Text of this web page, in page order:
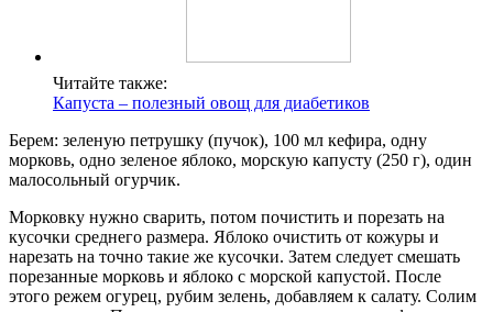
Читайте также:
Капуста – полезный овощ для диабетиков
Берем: зеленую петрушку (пучок), 100 мл кефира, одну
морковь, одно зеленое яблоко, морскую капусту (250 г), один
малосольный огурчик.
Морковку нужно сварить, потом почистить и порезать на
кусочки среднего размера. Яблоко очистить от кожуры и
нарезать на точно такие же кусочки. Затем следует смешать
порезанные морковь и яблоко с морской капустой. После
этого режем огурец, рубим зелень, добавляем к салату. Солим